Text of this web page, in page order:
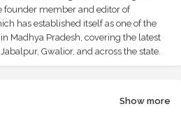
founder member and editor of
has established itself as one of the
Madhya Pradesh, covering the latest
Gwalior, and across the state.
Show more